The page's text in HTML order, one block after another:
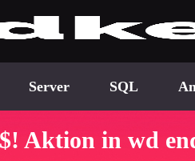
Server SQL
Aktion in wd